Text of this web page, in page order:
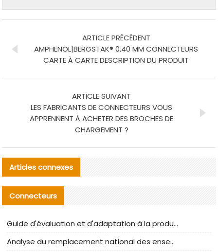
ARTICLE PRÉCÉDENT
AMPHENOL|BERGSTAK® 0,40 MM CONNECTEURS
CARTE À CARTE DESCRIPTION DU PRODUIT
ARTICLE SUIVANT
LES FABRICANTS DE CONNECTEURS VOUS
APPRENNENT À ACHETER DES BROCHES DE
CHARGEMENT ?
Articles connexes
Connecteurs
Guide d'évaluation et d'adaptation à la production des composants de câbles nationaux CNC Tech
Analyse du remplacement national des ensembles de câbles à fréquence élevée I-PEX